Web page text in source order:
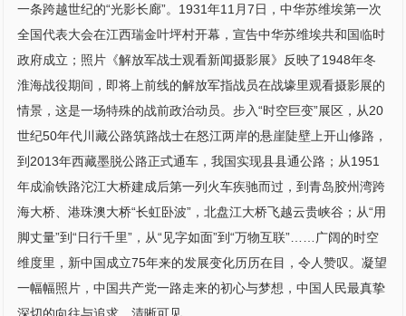
一条跨越世纪的“光影长廊”。1931年11月7日，中华苏维埃第一次
全国代表大会在江西瑞金叶坪村开幕，宣告中华苏维埃共和国临时
政府成立；照片《解放军战士观看新闻摄影展》反映了1948年冬
淮海战役期间，即将上前线的解放军指战员在战壕里观看摄影展的
情景，这是一场特殊的战前政治动员。步入“时空巨变”展区，从20
世纪50年代川藏公路筑路战士在怒江两岸的悬崖陡壁上开山修路，
到2013年西藏墨脱公路正式通车，我国实现县县通公路；从1951
年成渝铁路沱江大桥建成后第一列火车疾驰而过，到青岛胶州湾跨
海大桥、港珠澳大桥“长虹卧波”，北盘江大桥飞越云贵峡谷；从“用
脚丈量”到“日行千里”，从“见字如面”到“万物互联”……广阔的时空
维度里，新中国成立75年来的发展变化历历在目，令人赞叹。凝望
一幅幅照片，中国共产党一路走来的初心与梦想，中国人民最真挚
深切的向往与追求，清晰可见。